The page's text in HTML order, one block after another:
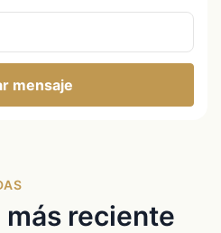
mensaje
reciente